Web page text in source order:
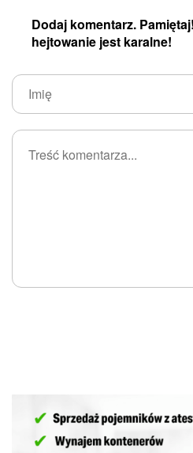
Dodaj komentarz.
hejtowanie jest karalne!